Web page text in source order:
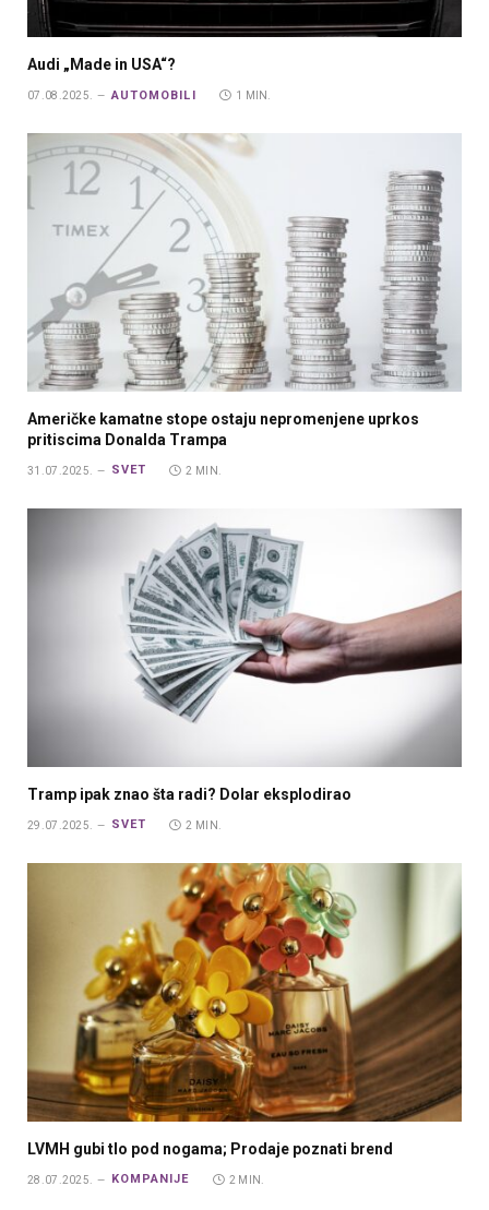
Audi „Made in USA“?
07.08.2025. AUTOMOBILI 1 MIN.
Američke kamatne stope ostaju nepromenjene uprkos
pritiscima Donalda Trampa
31.07.2025. SVET 2 MIN.
Tramp ipak znao šta radi? Dolar eksplodirao
29.07.2025. SVET 2 MIN.
LVMH gubi tlo pod nogama; Prodaje poznati brend
28.07.2025. KOMPANIJE 2 MIN.